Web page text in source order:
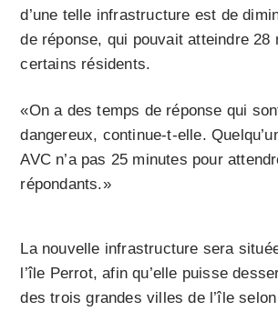
d’une telle infrastructure est de
de réponse, qui pouvait atteindre 28
certains résidents.
«On a des temps de réponse qui
dangereux, continue-t-elle.
AVC n’a pas 25 minutes pour
répondants.»
La nouvelle infrastructure sera
l’île Perrot, afin qu’elle puisse
des trois grandes villes de l’île